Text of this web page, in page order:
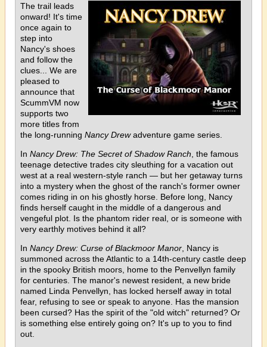
The trail leads
onward! It's time
once again to
step into
Nancy's shoes
and follow the
clues... We are
pleased to
announce that
ScummVM now
supports two
more titles from
the long-running Nancy Drewadventure game series.
In Nancy Drew: The Secret of Shadow Ranch , the famous
teenage detective trades city sleuthing for a vacation out
west at a real western-style ranch — but her getaway turns
into a mystery when the ghost of the ranch's former owner
comes riding in on his ghostly horse. Before long, Nancy
finds herself caught in the middle of a dangerous and
vengeful plot. Is the phantom rider real, or is someone with
very earthly motives behind it all?
In Nancy Drew: Curse of Blackmoor Manor , Nancy is
summoned across the Atlantic to a 14th-century castle deep
in the spooky British moors, home to the Penvellyn family
for centuries. The manor's newest resident, a new bride
named Linda Penvellyn, has locked herself away in total
fear, refusing to see or speak to anyone. Has the mansion
been cursed? Has the spirit of the "old witch" returned? Or
is something else entirely going on? It's up to you to find
out.